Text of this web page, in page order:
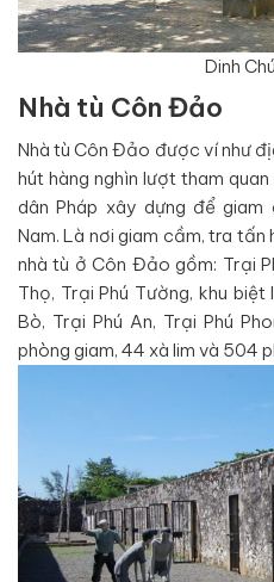
Dinh
Nhà tù Côn Đảo
Nhà tù Côn Đảo được ví như
hút hàng nghìn lượt tham
dân Pháp xây dựng để
Nam. Là nơi giam cầm, tra
nhà tù ở Côn Đảo gồm: Trại
Thọ, Trại Phú Tường, khu
Bò, Trại Phú An, Trại Phú
phòng giam, 44 xà lim và 504